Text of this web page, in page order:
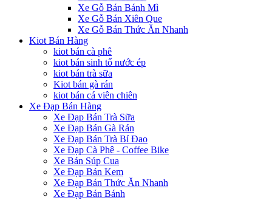
Xe Gỗ Bán Bánh Mì
Xe Gỗ Bán Xiên Que
Xe Gỗ Bán Thức Ăn Nhanh
Kiot Bán Hàng
kiot bán cà phê
kiot bán sinh tố nước ép
kiot bán trà sữa
Kiot bán gà rán
kiot bán cá viên chiên
Xe Đạp Bán Hàng
Xe Đạp Bán Trà Sữa
Xe Đạp Bán Gà Rán
Xe Đạp Bán Trà Bí Đao
Xe Đạp Cà Phê - Coffee Bike
Xe Bán Súp Cua
Xe Đạp Bán Kem
Xe Đạp Bán Thức Ăn Nhanh
Xe Đạp Bán Bánh